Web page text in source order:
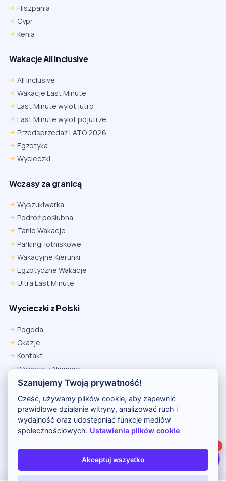
Hiszpania
Cypr
Kenia
Wakacje All Inclusive
All Inclusive
Wakacje Last Minute
Last Minute wylot jutro
Last Minute wylot pojutrze
Przedsprzedaż LATO 2026
Egzotyka
Wycieczki
Wczasy za granicą
Wyszukiwarka
Podróż poślubna
Tanie Wakacje
Parkingi lotniskowe
Wakacyjne Kierunki
Egzotyczne Wakacje
Ultra Last Minute
Wycieczki z Polski
Pogoda
Okazje
Kontakt
Wakacje z Niemiec
Polityka Prywatności
Wakacje w Egipcie
Rankingi hoteli
Kontakt i reklama
Polityka prywatności
Copyright (c) 2026 Odkryj Wakacje
1
Firefox
Ustawienia → Prywatność i bezpieczeństwo → Pliki cookie innych
firm → ustaw „Zezwalaj”.
Na czas rezerwacji nie blokuj cookies i śledzenia dla tej witryny.
Szanujemy Twoją prywatność!
Cześć, używamy plików cookie, aby zapewnić
prawidłowe działanie witryny, analizować ruch i
wydajność oraz udostępniać funkcje mediów
społecznościowych. Ustawienia plików cookie
Akceptuj wszystko